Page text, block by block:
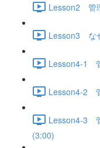
Lesson2 管
Lesson3 な
Lesson4-1
Lesson4-2
Lesson4-3
(3:00)